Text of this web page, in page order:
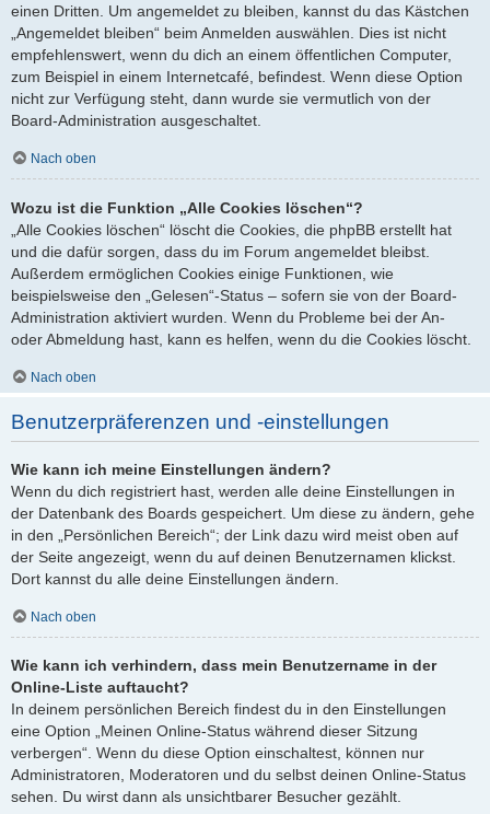
einen Dritten. Um angemeldet zu bleiben, kannst du das Kästchen
„Angemeldet bleiben“ beim Anmelden auswählen. Dies ist nicht
empfehlenswert, wenn du dich an einem öffentlichen Computer,
zum Beispiel in einem Internetcafé, befindest. Wenn diese Option
nicht zur Verfügung steht, dann wurde sie vermutlich von der
Board-Administration ausgeschaltet.
Nach oben
Wozu ist die Funktion „Alle Cookies löschen“?
„Alle Cookies löschen“ löscht die Cookies, die phpBB erstellt hat
und die dafür sorgen, dass du im Forum angemeldet bleibst.
Außerdem ermöglichen Cookies einige Funktionen, wie
beispielsweise den „Gelesen“-Status – sofern sie von der Board-
Administration aktiviert wurden. Wenn du Probleme bei der An-
oder Abmeldung hast, kann es helfen, wenn du die Cookies löscht.
Nach oben
Benutzerpräferenzen und -einstellungen
Wie kann ich meine Einstellungen ändern?
Wenn du dich registriert hast, werden alle deine Einstellungen in
der Datenbank des Boards gespeichert. Um diese zu ändern, gehe
in den „Persönlichen Bereich“; der Link dazu wird meist oben auf
der Seite angezeigt, wenn du auf deinen Benutzernamen klickst.
Dort kannst du alle deine Einstellungen ändern.
Nach oben
Wie kann ich verhindern, dass mein Benutzername in der
Online-Liste auftaucht?
In deinem persönlichen Bereich findest du in den Einstellungen
eine Option „Meinen Online-Status während dieser Sitzung
verbergen“. Wenn du diese Option einschaltest, können nur
Administratoren, Moderatoren und du selbst deinen Online-Status
sehen. Du wirst dann als unsichtbarer Besucher gezählt.